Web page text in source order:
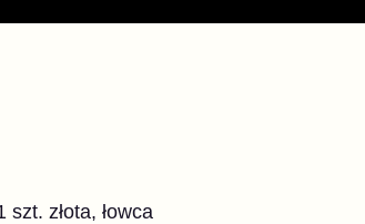
szt. złota, łowca